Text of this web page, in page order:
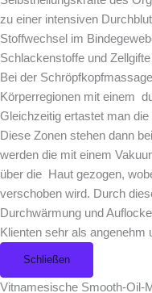
zu einer intensiven
Stoffwechsel im
Schlackenstoffe und
Bei der
Körperregionen mit einem
Gleichzeitig ertastet man
Diese Zonen stehen dann
werden die mit einem
über die Haut gezogen,
verschoben wird. Durch
Durchwärmung und
Klienten sehr als angenehm
Schließen
Vitnamesische Smooth-Oil-